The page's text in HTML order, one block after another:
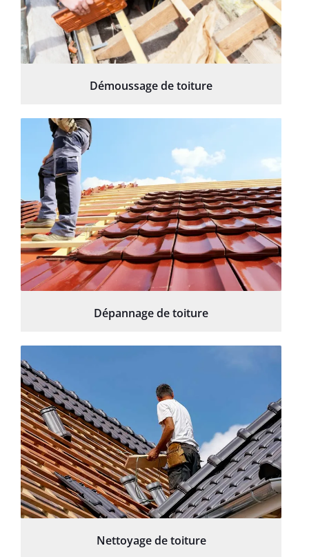
Démoussage de toiture
Dépannage de toiture
Nettoyage de toiture